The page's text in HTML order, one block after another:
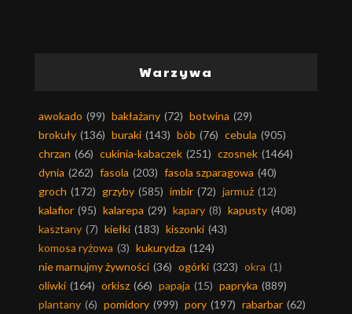
Warzywa
awokado (99) bakłażany (72) botwina (29)
brokuły (136) buraki (143) bób (76) cebula (905)
chrzan (66) cukinia-kabaczek (251) czosnek (1464)
dynia (262) fasola (203) fasola szparagowa (40)
groch (172) grzyby (585) imbir (72) jarmuż (12)
kalafior (95) kalarepa (29) kapary (8) kapusty (408)
kasztany (7) kiełki (183) kiszonki (43)
komosa ryżowa (3) kukurydza (124)
nie marnujmy żywności (36) ogórki (323) okra (1)
oliwki (164) orkisz (66) papaja (15) papryka (889)
plantany (6) pomidory (999) pory (197) rabarbar (62)